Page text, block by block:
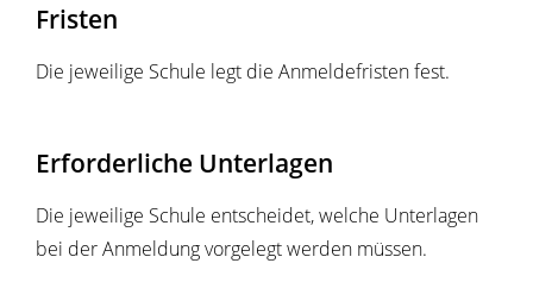
Fristen
Die jeweilige Schule legt die Anmeldefristen fest.
Erforderliche Unterlagen
Die jeweilige Schule entscheidet, welche Unterlagen
bei der Anmeldung vorgelegt werden müssen.